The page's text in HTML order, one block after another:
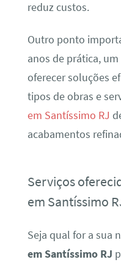
reduz custos.
Outro ponto
anos de prática,
oferecer soluções
tipos de obras e
em Santíssimo RJ
acabamentos
Serviços
em Santíssimo
Seja qual for a sua
em Santíssimo RJ